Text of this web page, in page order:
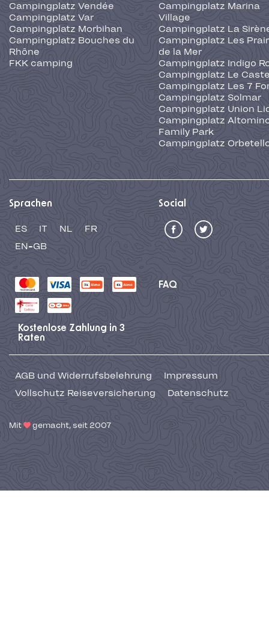
Campingplatz Vendée
Campingplatz Var
Campingplatz Morbihan
Campingplatz Bouches du
Rhône
FKK camping
Campingplatz Marina
Village
Campingplatz La
Campingplatz Les
de la Mer
Campingplatz Indigo
Campingplatz Le
Campingplatz Les 7
Campingplatz Solmar
Campingplatz Union
Campingplatz
Family Park
Campingplatz
Sprachen
ES IT NL
FR
EN-GB
Social
FAQ
Kostenlose Zahlung in 3
Raten
AGB und Widerrufsbelehrung
Impressum
Vollschutz Reiseversicherung
Datenschutz
Mit gemacht, seit 2007